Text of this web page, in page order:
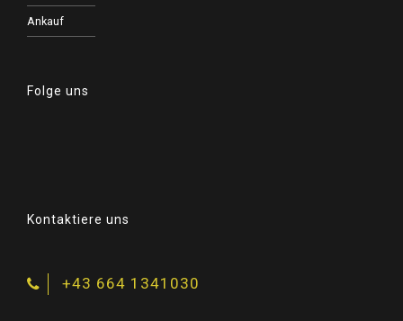
Ankauf
Folge uns
Kontaktiere uns
+43 664 1341030